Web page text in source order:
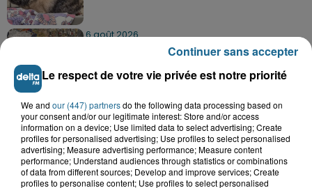
6 août 2026
Dunkerque : dix jeunes vont parcourir
9 000 km pour rencontrer...
6 août 2026
Blendecques : le jeune garçon de 12
ans qui s'était noyé est...
Le respect de votre vie privée est notre priorité
We and our (447) partnersdo the following data processing based on
your consent and/or our legitimate interest: Store and/or access
information on a device; Use limited data to select advertising; Create
profiles for personalised advertising; Use profiles to select personalised
advertising; Measure advertising performance; Measure content
performance; Understand audiences through statistics or combinations
of data from different sources; Develop and improve services; Create
profiles to personalise content; Use profiles to select personalised
Continuer sans accepter